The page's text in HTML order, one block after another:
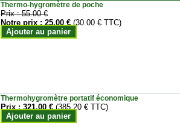
Thermo-hygromètre de poche
Prix :55.00 €
Notre prix :25.00 € (30.00 € TTC)
Ajouter au panier
Thermohygromètre portatif économique
Prix :321.00 € (385.20 € TTC)
Ajouter au panier